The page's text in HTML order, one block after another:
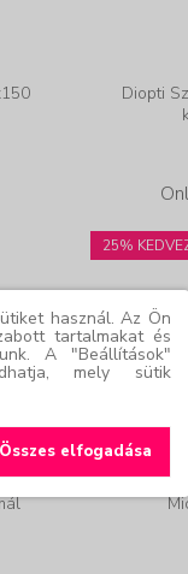
Diopti
25%
használ. Az Ön
tartalmakat és
A "Beállítások"
mely sütik
Összes elfogadása